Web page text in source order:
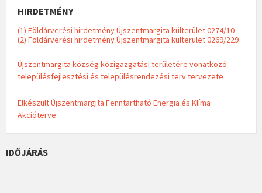
HIRDETMÉNY
(1) Földárverési hirdetmény Újszentmargita külterület 0274/10
(2) Földárverési hirdetmény Újszentmargita külterület 0269/229
Újszentmargita község közigazgatási területére vonatkozó
településfejlesztési és településrendezési terv tervezete
Elkészült Újszentmargita Fenntartható Energia és Klíma
Akcióterve
IDŐJÁRÁS